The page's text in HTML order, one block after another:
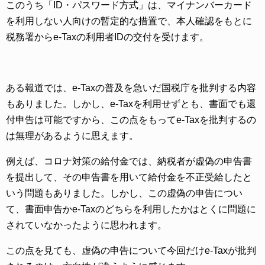
このうち「ID・パスワード方式」は、マイナンバーカード
を利用しない人向けの暫定的な措置で、本人確認をもとに
税務署からe-Taxの利用者IDの交付を受けます。
ある報道では、e-Taxの普及を急いだ国税庁を批判する内容
もありました。しかし、e-Taxを利用せずとも、書面でも還
付申告は可能ですから、この点をもってe-Taxを批判するの
は無理があるように思えます。
例えば、コロナ対策の給付金では、納税者が虚偽の申告書
を提出して、その申告書を用いて給付金を不正受給したと
いう問題もありました。しかし、この虚偽の申告につい
て、書面申告かe-Taxのどちらを利用したかはとくに問題に
されていなかったように思われます。
この点を見ても、虚偽の申告について今回だけe-Taxが批判